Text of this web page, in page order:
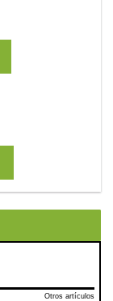
Otros artículos